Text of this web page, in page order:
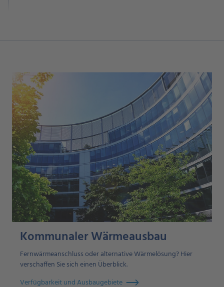
Kommunaler Wärmeausbau
Fernwärmeanschluss oder alternative Wärmelösung? Hier
verschaffen Sie sich einen Überblick.
Verfügbarkeit und Ausbaugebiete